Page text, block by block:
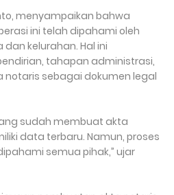
menyampaikan bahwa
ini telah dipahami oleh
kelurahan. Hal ini
tahapan administrasi,
notaris sebagai dokumen legal
sudah membuat akta
data terbaru. Namun, proses
semua pihak,” ujar